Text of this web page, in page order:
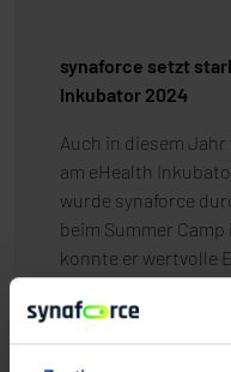
synaforce setzt
Inkubator 2024
Auch in diesem
am eHealth
wurde synaforce
beim Summer
konnte er wertvolle
die Digitalisierung
gewinnen. Mehr
Erfahrungen